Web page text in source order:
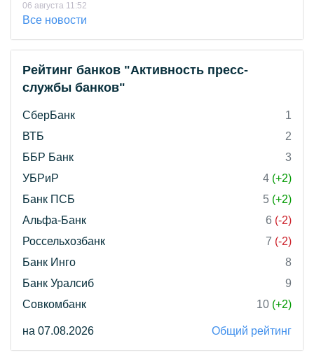
06 августа 11:52
Все новости
Рейтинг банков "Активность пресс-
службы банков"
СберБанк
1
ВТБ
2
ББР Банк
3
УБРиР
4 (+2)
Банк ПСБ
5 (+2)
Альфа-Банк
6 (-2)
Россельхозбанк
7 (-2)
Банк Инго
8
Банк Уралсиб
9
Совкомбанк
10 (+2)
на 07.08.2026 Общий рейтинг